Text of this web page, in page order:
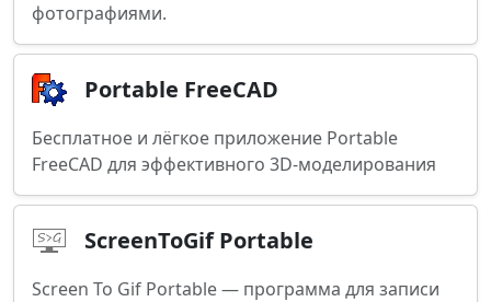
фотографиями.
Portable FreeCAD
Бесплатное и лёгкое приложение Portable
FreeCAD для эффективного 3D-моделирования
ScreenToGif Portable
Screen To Gif Portable — программа для записи